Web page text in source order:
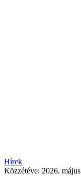
Hírek
Közzétéve: 2026.